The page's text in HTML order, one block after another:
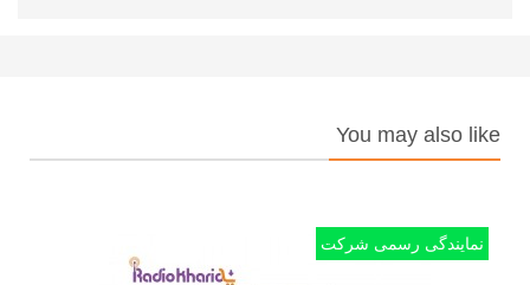
You may also like
نمایندگی رسمی شرکت